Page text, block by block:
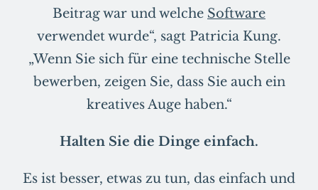
Beitrag war und welche Software
verwendet wurde“, sagt Patricia Kung.
„Wenn Sie sich für eine technische Stelle
bewerben, zeigen Sie, dass Sie auch ein
kreatives Auge haben.“
Halten Sie die Dinge einfach.
Es ist besser, etwas zu tun, das einfach und